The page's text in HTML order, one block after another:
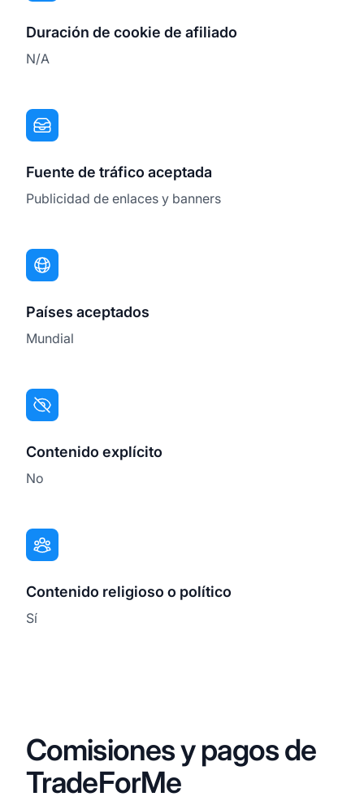
Duración de cookie de afiliado
N/A
Fuente de tráfico aceptada
Publicidad de enlaces y banners
Países aceptados
Mundial
Contenido explícito
No
Contenido religioso o político
Sí
Comisiones y pagos de
TradeForMe